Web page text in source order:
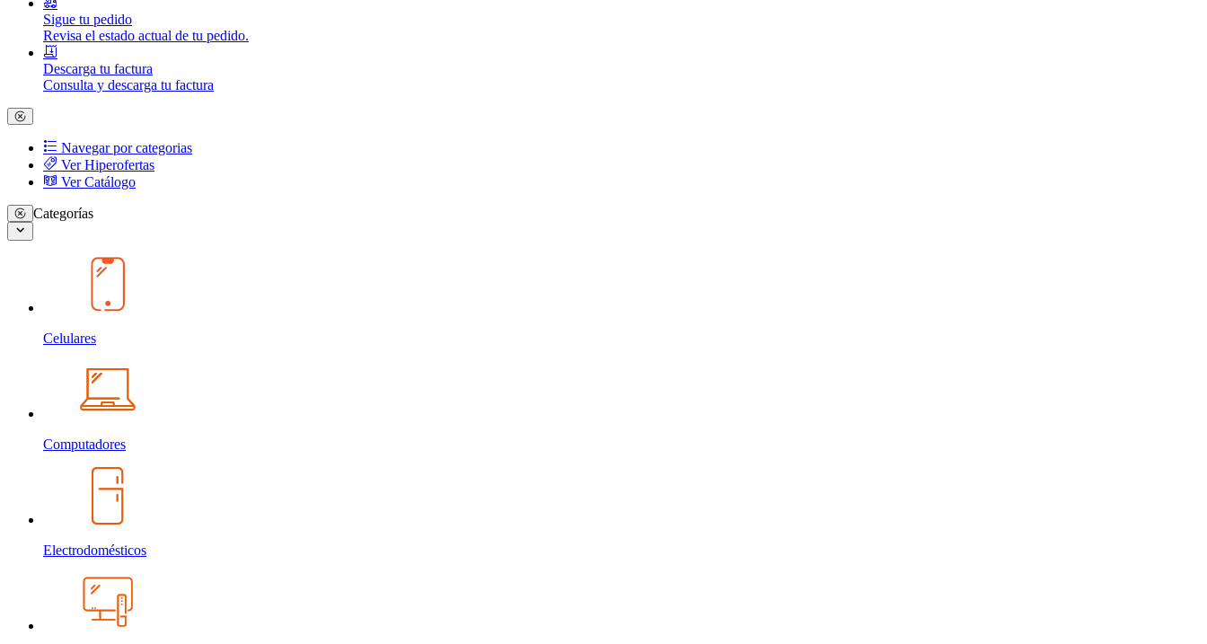
Sigue tu pedido
Revisa el estado actual de tu pedido.
Descarga tu factura
Consulta y descarga tu factura
Navegar por categorias
Ver Hiperofertas
Ver Catálogo
Categorías
Celulares
Computadores
Electrodomésticos